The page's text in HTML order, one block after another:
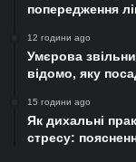
попередження
12 години ago
Умєрова
відомо, яку
15 години ago
Як дихальні
стресу: